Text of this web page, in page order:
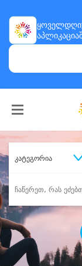
კატეგორია